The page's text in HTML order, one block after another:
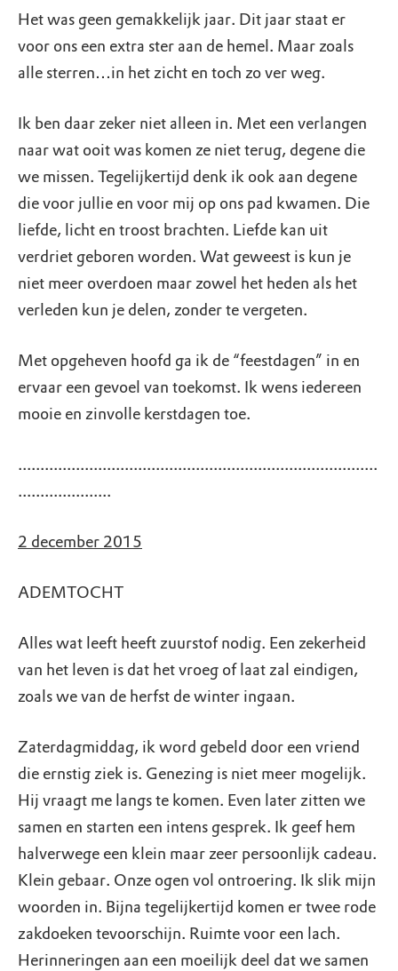
Het was geen gemakkelijk jaar. Dit jaar staat er
voor ons een extra ster aan de hemel. Maar zoals
alle sterren…in het zicht en toch zo ver weg.
Ik ben daar zeker niet alleen in. Met een verlangen
naar wat ooit was komen ze niet terug, degene die
we missen. Tegelijkertijd denk ik ook aan degene
die voor jullie en voor mij op ons pad kwamen. Die
liefde, licht en troost brachten. Liefde kan uit
verdriet geboren worden. Wat geweest is kun je
niet meer overdoen maar zowel het heden als het
verleden kun je delen, zonder te vergeten.
Met opgeheven hoofd ga ik de “feestdagen” in en
ervaar een gevoel van toekomst. Ik wens iedereen
mooie en zinvolle kerstdagen toe.
.................................................................................
.....................
2 december 2015
ADEMTOCHT
Alles wat leeft heeft zuurstof nodig. Een zekerheid
van het leven is dat het vroeg of laat zal eindigen,
zoals we van de herfst de winter ingaan.
Zaterdagmiddag, ik word gebeld door een vriend
die ernstig ziek is. Genezing is niet meer mogelijk.
Hij vraagt me langs te komen. Even later zitten we
samen en starten een intens gesprek. Ik geef hem
halverwege een klein maar zeer persoonlijk cadeau.
Klein gebaar. Onze ogen vol ontroering. Ik slik mijn
woorden in. Bijna tegelijkertijd komen er twee rode
zakdoeken tevoorschijn. Ruimte voor een lach.
Herinneringen aan een moeilijk deel dat we samen